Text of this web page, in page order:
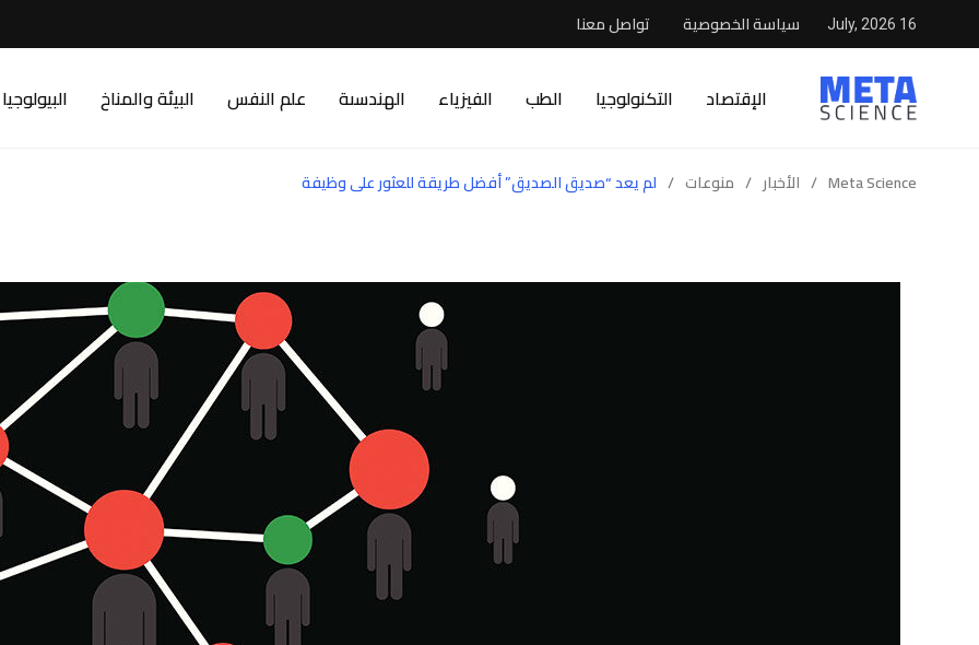
16 July, 2026 سياسة الخصوصية تواصل معنا
الإقتصاد التكنولوجيا الطب الفيزياء الهندسىة علم النفس البيئة والمناخ البيولوجيا
Meta Science
/ الأخبار / منوعات / لم يعد “صديق الصديق” أفضل طريقة للعثور على وظيفة